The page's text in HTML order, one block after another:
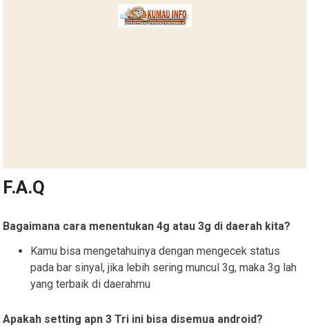
F.A.Q
Bagaimana cara menentukan 4g atau 3g di daerah kita?
Kamu bisa mengetahuinya dengan mengecek status
pada bar sinyal, jika lebih sering muncul 3g, maka 3g lah
yang terbaik di daerahmu
Apakah setting apn 3 Tri ini bisa disemua android?